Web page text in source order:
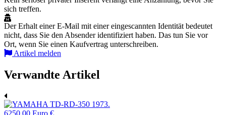
sich treffen.
Der Erhalt einer E-Mail mit einer eingescannten Identität bedeutet
nicht, dass Sie den Absender identifiziert haben. Das tun Sie vor
Ort, wenn Sie einen Kaufvertrag unterschreiben.
Artikel melden
Verwandte Artikel
6250.00 Euro €